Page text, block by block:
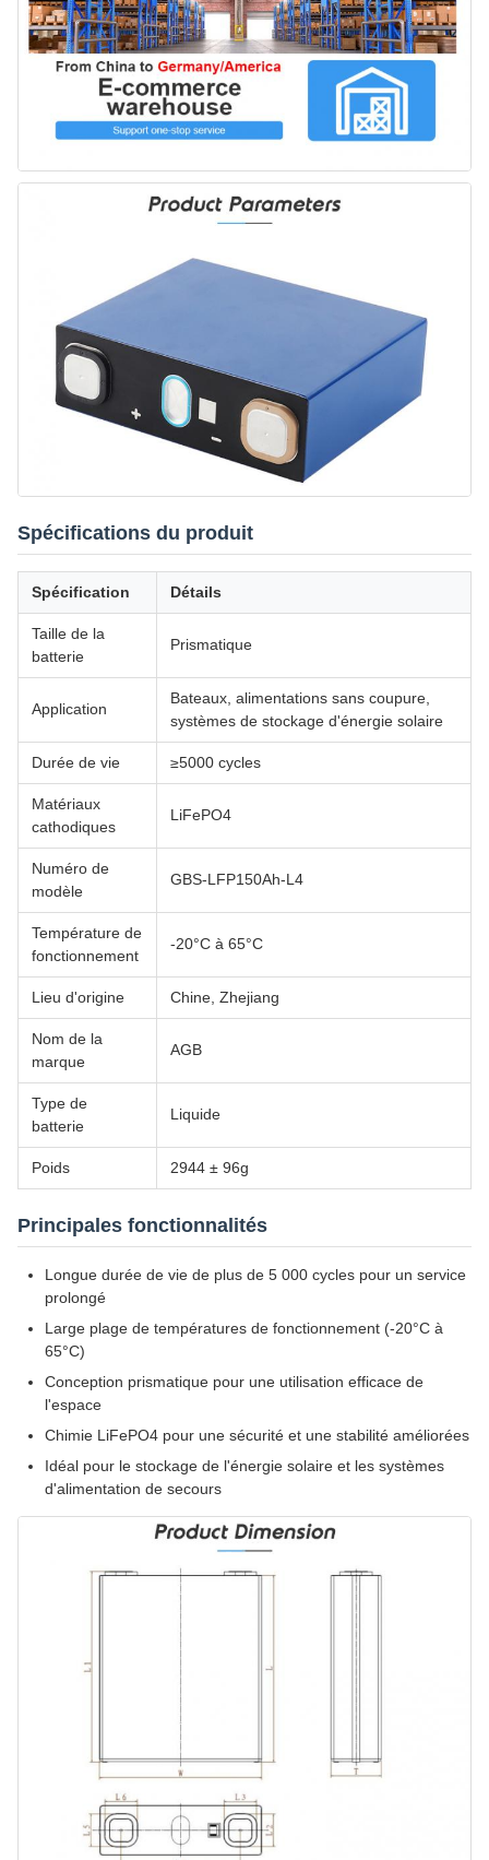
Spécifications du produit
Spécification Détails
Taille de la
batterie
Prismatique
Application
Bateaux, alimentations sans coupure,
systèmes de stockage d'énergie solaire
Durée de vie ≥5000 cycles
Matériaux
cathodiques
LiFePO4
Numéro de
modèle
GBS-LFP150Ah-L4
Température de
fonctionnement
-20°C à 65°C
Lieu d'origine Chine, Zhejiang
Nom de la
marque
AGB
Type de
batterie
Liquide
Poids 2944 ± 96g
Principales fonctionnalités
Longue durée de vie de plus de 5 000 cycles pour un service
prolongé
Large plage de températures de fonctionnement (-20°C à
65°C)
Conception prismatique pour une utilisation efficace de
l'espace
Chimie LiFePO4 pour une sécurité et une stabilité améliorées
Idéal pour le stockage de l'énergie solaire et les systèmes
d'alimentation de secours